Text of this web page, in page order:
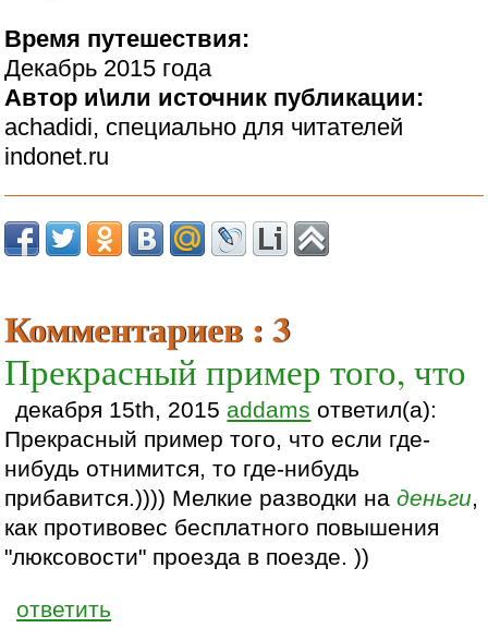
Время путешествия:
Декабрь 2015 года
Автор и\или источник публикации:
achadidi, специально для читателей
indonet.ru
Комментариев : 3
Прекрасный пример того, что
декабря 15th, 2015 addams ответил(а):
Прекрасный пример того, что если где-
нибудь отнимится, то где-нибудь
прибавится.)))) Мелкие разводки наденьги,
как противовес бесплатного повышения
"люксовости" проезда в поезде. ))
ответить